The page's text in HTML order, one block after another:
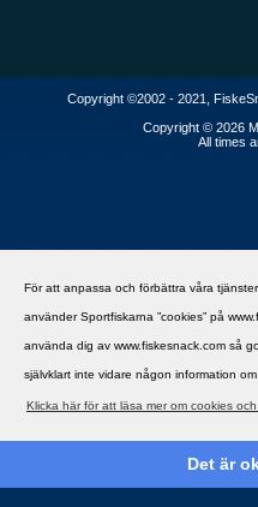
För att anpassa och förbättra våra
använder Sportfiskarna ”cookies” på
använda dig av www.fiskesnack.com så
självklart inte vidare någon information om
Klicka här för att läsa mer om cookies
Det är
Copyright ©2002 - 2021,
Copyright © 2026
All times